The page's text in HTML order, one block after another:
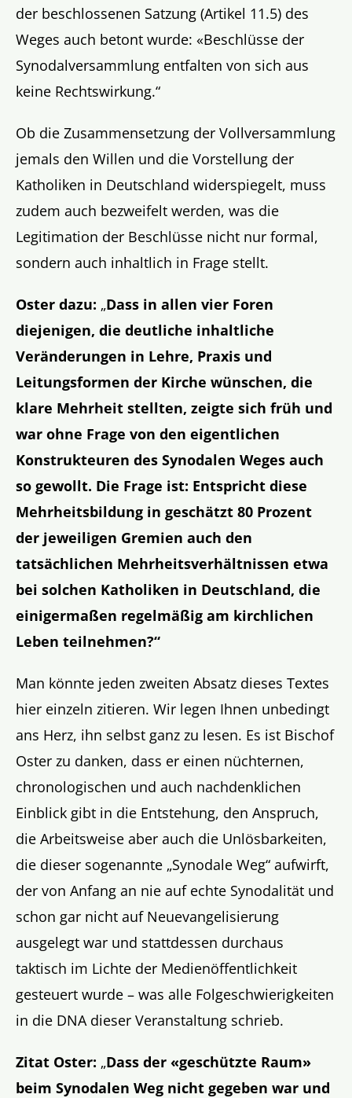
der beschlossenen Satzung (Artikel 11.5) des
Weges auch betont wurde: «Beschlüsse der
Synodalversammlung entfalten von sich aus
keine Rechtswirkung.“
Ob die Zusammensetzung der Vollversammlung
jemals den Willen und die Vorstellung der
Katholiken in Deutschland widerspiegelt, muss
zudem auch bezweifelt werden, was die
Legitimation der Beschlüsse nicht nur formal,
sondern auch inhaltlich in Frage stellt.
Oster dazu: „Dass in allen vier Foren
diejenigen, die deutliche inhaltliche
Veränderungen in Lehre, Praxis und
Leitungsformen der Kirche wünschen, die
klare Mehrheit stellten, zeigte sich früh und
war ohne Frage von den eigentlichen
Konstrukteuren des Synodalen Weges auch
so gewollt. Die Frage ist: Entspricht diese
Mehrheitsbildung in geschätzt 80 Prozent
der jeweiligen Gremien auch den
tatsächlichen Mehrheitsverhältnissen etwa
bei solchen Katholiken in Deutschland, die
einigermaßen regelmäßig am kirchlichen
Leben teilnehmen?“
Man könnte jeden zweiten Absatz dieses Textes
hier einzeln zitieren. Wir legen Ihnen unbedingt
ans Herz, ihn selbst ganz zu lesen. Es ist Bischof
Oster zu danken, dass er einen nüchternen,
chronologischen und auch nachdenklichen
Einblick gibt in die Entstehung, den Anspruch,
die Arbeitsweise aber auch die Unlösbarkeiten,
die dieser sogenannte „Synodale Weg“ aufwirft,
der von Anfang an nie auf echte Synodalität und
schon gar nicht auf Neuevangelisierung
ausgelegt war und stattdessen durchaus
taktisch im Lichte der Medienöffentlichkeit
gesteuert wurde – was alle Folgeschwierigkeiten
in die DNA dieser Veranstaltung schrieb.
Zitat Oster: „Dass der «geschützte Raum»
beim Synodalen Weg nicht gegeben war und